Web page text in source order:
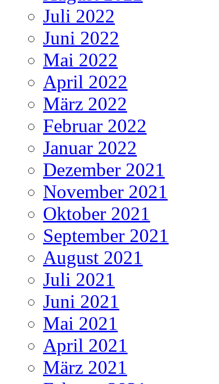
Juli 2022
Juni 2022
Mai 2022
April 2022
März 2022
Februar 2022
Januar 2022
Dezember 2021
November 2021
Oktober 2021
September 2021
August 2021
Juli 2021
Juni 2021
Mai 2021
April 2021
März 2021